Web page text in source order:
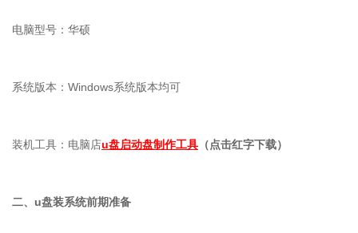
电脑型号：华硕
系统版本：Windows系统版本均可
装机工具：电脑店u盘启动盘制作工具 （点击红字下载）
二、u盘装系统前期准备